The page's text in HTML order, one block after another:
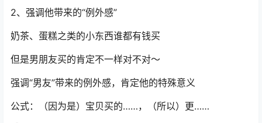
2、强调他带来的“例外感”
奶茶、蛋糕之类的小东西谁都有钱买
但是男朋友买的肯定不一样对不对～
强调“男友”带来的例外感，肯定他的特殊意义
公式：（因为是）宝贝买的……，（所以）更……